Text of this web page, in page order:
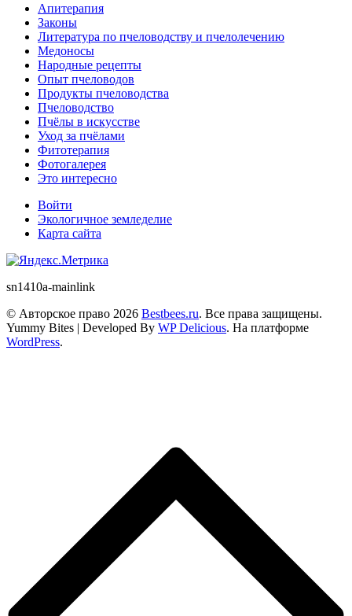
Апитерапия
Законы
Литература по пчеловодству и пчелолечению
Медоносы
Народные рецепты
Опыт пчеловодов
Продукты пчеловодства
Пчеловодство
Пчёлы в искусстве
Уход за пчёлами
Фитотерапия
Фотогалерея
Это интересно
Войти
Экологичное земледелие
Карта сайта
sn1410a-mainlink
© Авторское право 2026 Bestbees.ru. Все права защищены.
Yummy Bites | Developed By WP Delicious. На платформе
WordPress.